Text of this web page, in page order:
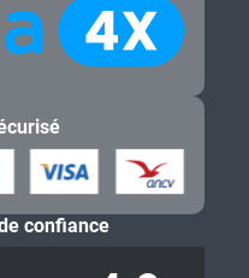
confiance